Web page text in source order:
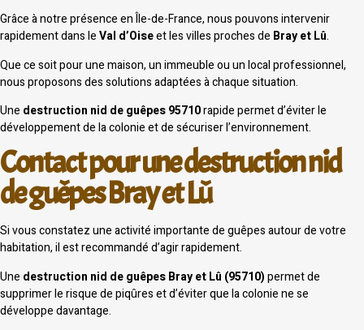
Grâce à notre présence en Île-de-France, nous pouvons intervenir
rapidement dans leVal d’Oiseet les villes proches de Bray et Lû.
Que ce soit pour une maison, un immeuble ou un local professionnel,
nous proposons des solutions adaptées à chaque situation.
Une destruction nid de guêpes 95710rapide permet d’éviter le
développement de la colonie et de sécuriser l’environnement.
Contact pour une destruction nid
de guêpes Bray et Lû
Si vous constatez une activité importante de guêpes autour de votre
habitation, il est recommandé d’agir rapidement.
Une destruction nid de guêpes Bray et Lû (95710)permet de
supprimer le risque de piqûres et d’éviter que la colonie ne se
développe davantage.